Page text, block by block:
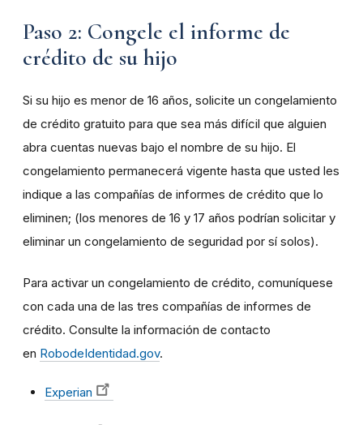
Paso 2: Congele el informe de
crédito de su hijo
Si su hijo es menor de 16 años, solicite un congelamiento
de crédito gratuito para que sea más difícil que alguien
abra cuentas nuevas bajo el nombre de su hijo. El
congelamiento permanecerá vigente hasta que usted les
indique a las compañías de informes de crédito que lo
eliminen; (los menores de 16 y 17 años podrían solicitar y
eliminar un congelamiento de seguridad por sí solos).
Para activar un congelamiento de crédito, comuníquese
con cada una de las tres compañías de informes de
crédito. Consulte la información de contacto
en RobodeIdentidad.gov.
Experian